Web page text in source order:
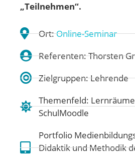
„Teilnehmen“.
Ort:Online-Seminar
Referenten: Thorsten
Zielgruppen: Lehrende
Themenfeld:
SchulMoodle
Portfolio
Didaktik und Methodik